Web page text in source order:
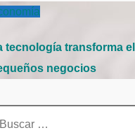
tecnología transforma
negocios